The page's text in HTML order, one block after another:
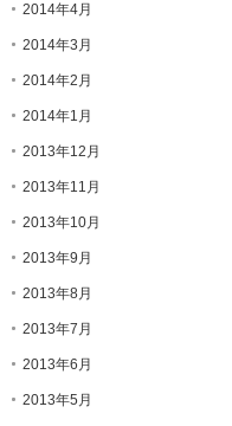
2014年4月
2014年3月
2014年2月
2014年1月
2013年12月
2013年11月
2013年10月
2013年9月
2013年8月
2013年7月
2013年6月
2013年5月